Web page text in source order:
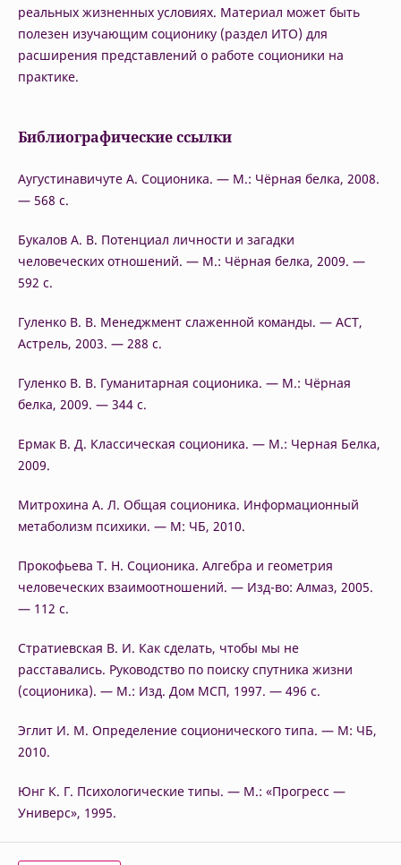
реальных жизненных условиях. Материал может быть
полезен изучающим соционику (раздел ИТО) для
расширения представлений о работе соционики на
практике.
Библиографические ссылки
Аугустинавичуте А. Соционика. — М.: Чёрная белка, 2008.
— 568 c.
Букалов А. В. Потенциал личности и загадки
человеческих отношений. — М.: Чёрная белка, 2009. —
592 c.
Гуленко В. В. Менеджмент слаженной команды. — АСТ,
Астрель, 2003. — 288 с.
Гуленко В. В. Гуманитарная соционика. — М.: Чёрная
белка, 2009. — 344 c.
Ермак В. Д. Классическая соционика. — М.: Черная Белка,
2009.
Митрохина А. Л. Общая соционика. Информационный
метаболизм психики. — М: ЧБ, 2010.
Прокофьева Т. Н. Соционика. Алгебра и геометрия
человеческих взаимоотношений. — Изд-во: Алмаз, 2005.
— 112 с.
Стратиевская В. И. Как сделать, чтобы мы не
расставались. Руководство по поиску спутника жизни
(соционика). — М.: Изд. Дом МСП, 1997. — 496 с.
Эглит И. М. Определение соционического типа. — М: ЧБ,
2010.
Юнг К. Г. Психологические типы. — М.: «Прогресс —
Универс», 1995.